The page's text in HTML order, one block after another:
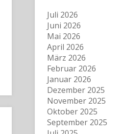
Juli 2026
Juni 2026
Mai 2026
April 2026
März 2026
Februar 2026
Januar 2026
Dezember 2025
November 2025
Oktober 2025
September 2025